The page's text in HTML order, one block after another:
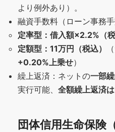
より例外あり）。
融資手数料（ローン事務手
定率型：借入額×2.2%（
定額型：11万円（税込）
+0.20%上乗せ）
繰上返済：ネットの一部
実行可能、 全額繰上返済
団体信用生命保険